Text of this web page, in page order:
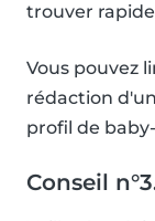
trouver
Vous pouvez
rédaction
profil de
Conseil